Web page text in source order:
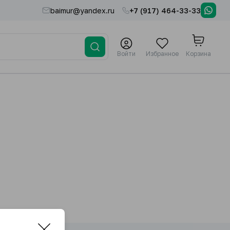
baimur@yandex.ru +7 (917) 464-33-33
Войти Избранное Корзина